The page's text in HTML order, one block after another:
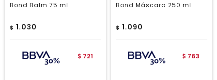
Bond Balm 75 ml
$ 1.030
$ 721
Bond Máscara 250 ml
$ 1.090
$ 763